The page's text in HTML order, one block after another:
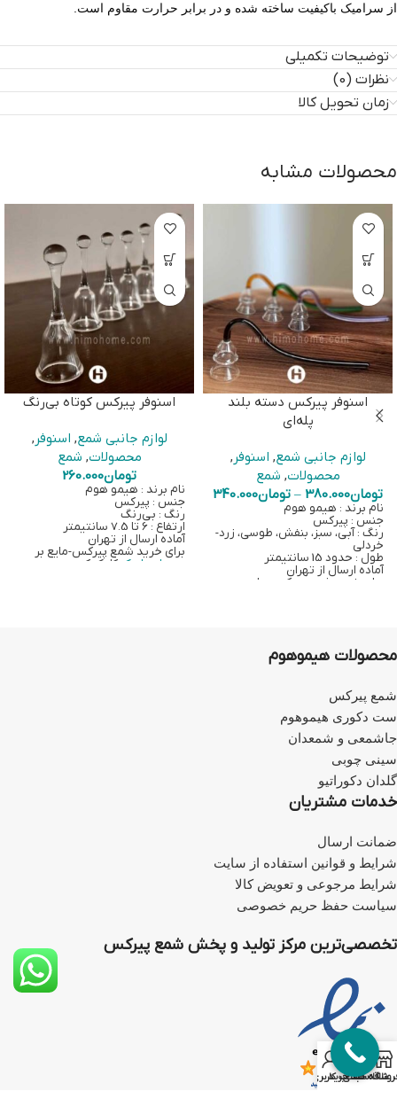
از سرامیک باکیفیت ساخته شده و در برابر حرارت مقاوم است.
توضیحات تکمیلی
نظرات (0)
زمان تحویل کالا
محصولات مشابه
اسنوفر پیرکس دسته بلند
پله‌ای
لوازم جانبی شمع, اسنوفر ,
محصولات, شمع
تومان380.000
– تومان340.000
نام برند : هیمو هوم
جنس : پیرکس
رنگ : آبی، سبز، بنفش، طوسی، زرد-
خردلی
طول : حدود 15 سانتیمتر
آماده ارسال از تهران
برای خرید شمع پیرکس-مایع بر
اسنوفر پیرکس کوتاه بی‌رنگ
لوازم جانبی شمع, اسنوفر ,
محصولات, شمع
تومان260.000
نام برند : هیمو هوم
جنس : پیرکس
رنگ : بی‌رنگ
ارتفاع : 6 تا 7.5 سانتیمتر
آماده ارسال از تهران
برای خرید شمع پیرکس-مایع بر
این لینک کلیک کنید
محصولات هیموهوم
شمع پیرکس
ست دکوری هیموهوم
جاشمعی و شمعدان
سینی چوبی
گلدان دکوراتیو
خدمات مشتریان
ضمانت ارسال
شرایط و قوانین استفاده از سایت
شرایط مرجوعی و تعویض کالا
سیاست حفظ حریم خصوصی
تخصصی‌ترین مرکز تولید و پخش شمع پیرکس
علاقه مندی
0
سبد خرید
حساب کاربری من